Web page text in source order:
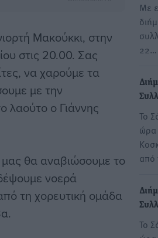
Μακούκκι, στην
στις 20.00. Σας
να χαρούμε τα
με την
ο Γιάννης
μας θα αναβιώσουμε το
νοερά
τη χορευτική ομάδα
Με
22…
Το
ώρα
από
Το